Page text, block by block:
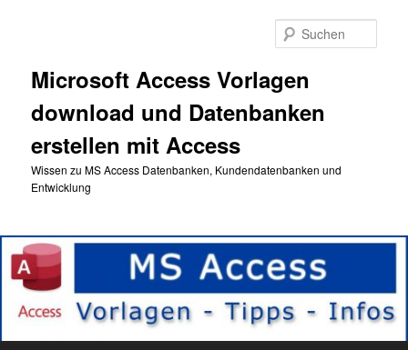
Microsoft Access Vorlagen
download und Datenbanken
erstellen mit Access
Wissen zu MS Access Datenbanken, Kundendatenbanken und
Entwicklung